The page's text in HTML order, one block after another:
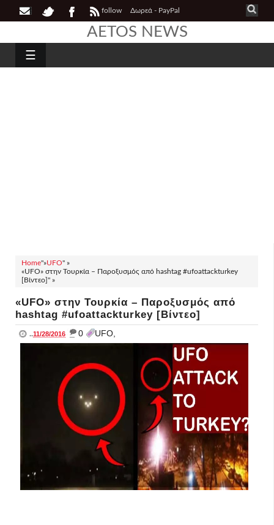
follow Δωρεά - PayPal
AETOS NEWS
☰
Home"»UFO" »
«UFO» στην Τουρκία – Παροξυσμός από hashtag #ufoattackturkey
[Βίντεο]" »
«UFO» στην Τουρκία – Παροξυσμός από
hashtag #ufoattackturkey [Βίντεο]
..11/28/2016 _ 0 UFO,